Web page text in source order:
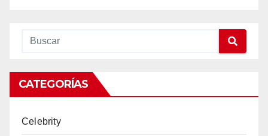
CATEGORÍAS
Celebrity